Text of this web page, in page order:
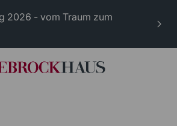
2026 - vom Traum zum